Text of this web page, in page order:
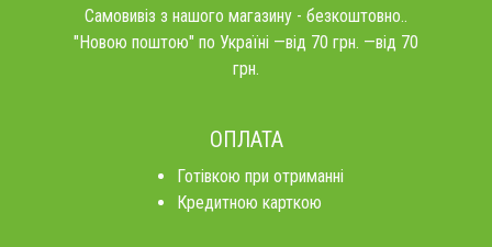
Самовивіз з нашого магазину - безкоштовно..
"Новою поштою" по Україні —від 70 грн. —від 70
грн.
ОПЛАТА
Готівкою при отриманні
Кредитною карткою